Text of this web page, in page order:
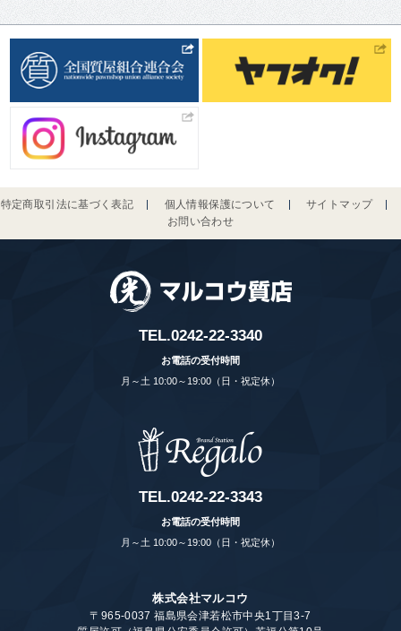
特定商取引法に基づく表記 個人情報保護について
サイトマップ
お問い合わせ
TEL.0242-22-3340
お電話の受付時間
月～土 10:00～19:00（日・祝定休）
TEL.0242-22-3343
お電話の受付時間
月～土 10:00～19:00（日・祝定休）
株式会社マルコウ
〒965-0037 福島県会津若松市中央1丁目3-7